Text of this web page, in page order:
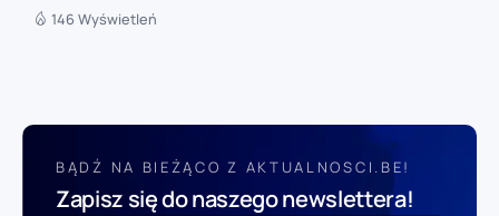
146 Wyświetleń
BĄDŹ NA BIEŻĄCO Z AKTUALNOSCI.BE!
Zapisz się do naszego newslettera!